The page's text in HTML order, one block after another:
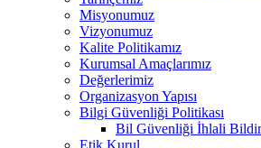
Misyonumuz
Vizyonumuz
Kalite Politikamız
Kurumsal Amaçlarımız
Değerlerimiz
Organizasyon Yapısı
Bilgi Güvenliği Politikası
Bil Güvenliği İhlali
Etik Kurul